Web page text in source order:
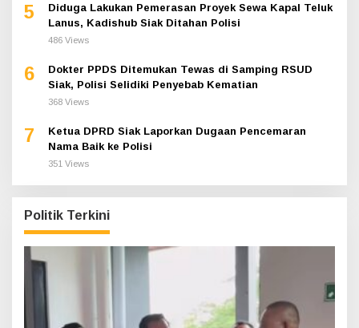
5
Diduga Lakukan Pemerasan Proyek Sewa Kapal Teluk
Lanus, Kadishub Siak Ditahan Polisi
486 Views
6
Dokter PPDS Ditemukan Tewas di Samping RSUD
Siak, Polisi Selidiki Penyebab Kematian
368 Views
7
Ketua DPRD Siak Laporkan Dugaan Pencemaran
Nama Baik ke Polisi
351 Views
Politik Terkini